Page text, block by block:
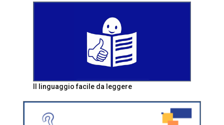
Il linguaggio facile da leggere